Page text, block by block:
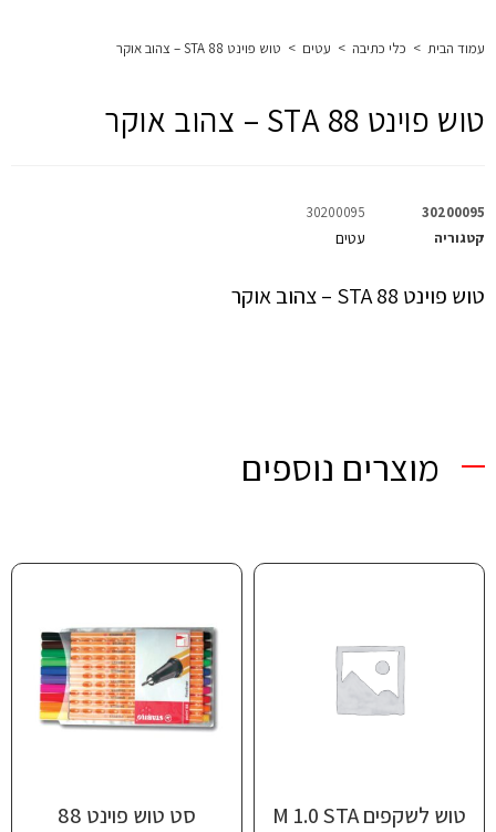
עמוד הבית > כלי כתיבה > עטים > טוש פוינט 88 STA – צהוב אוקר
טוש פוינט 88 STA – צהוב אוקר
30200095
30200095
קטגוריה
עטים
טוש פוינט 88 STA – צהוב אוקר
מוצרים נוספים
טוש לשקפים M 1.0 STA
סט טוש פוינט 88